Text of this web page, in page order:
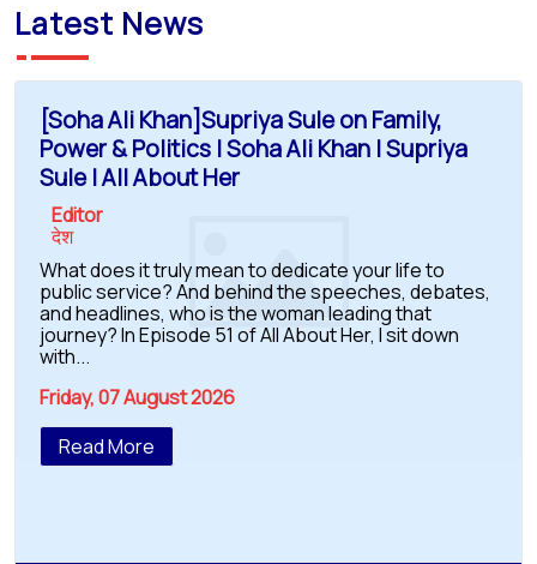
Latest News
[Soha Ali Khan]Supriya Sule on Family,
Power & Politics | Soha Ali Khan | Supriya
Sule | All About Her
Editor
देश
What does it truly mean to dedicate your life to
public service? And behind the speeches, debates,
and headlines, who is the woman leading that
journey? In Episode 51 of All About Her, I sit down
with...
Friday, 07 August 2026
Read More